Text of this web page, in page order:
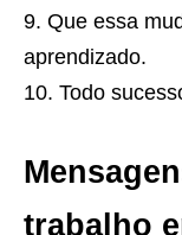
Que essa
aprendizado.
Todo
trabalho